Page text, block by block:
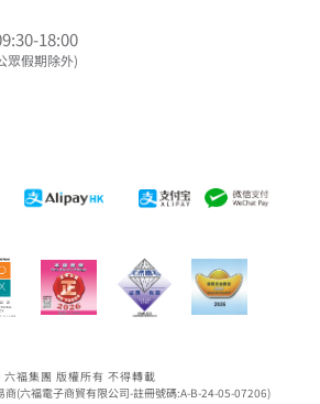
18:00
眾假期除外)
福集團 版權所有 不得轉載
商(六福電子商貿有限公司-註冊號碼:A-B-24-05-07206)